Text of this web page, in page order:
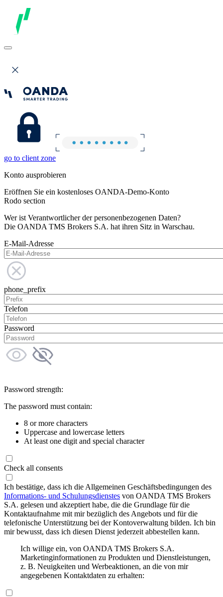
go to client zone
Konto ausprobieren
Eröffnen Sie ein kostenloses OANDA-Demo-Konto
Rodo section
Wer ist Verantwortlicher der personenbezogenen Daten?
Die OANDA TMS Brokers S.A. hat ihren Sitz in Warschau.
E-Mail-Adresse
phone_prefix
Telefon
Password
Password strength:
The password must contain:
8 or more characters
Uppercase and lowercase letters
At least one digit and special character
Check all consents
Ich bestätige, dass ich die Allgemeinen Geschäftsbedingungen des
Informations- und Schulungsdienstes von OANDA TMS Brokers
S.A. gelesen und akzeptiert habe, die die Grundlage für die
Kontaktaufnahme mit mir bezüglich des Angebots und für die
telefonische Unterstützung bei der Kontoverwaltung bilden. Ich bin
mir bewusst, dass ich diesen Dienst jederzeit abbestellen kann.
Ich willige ein, von OANDA TMS Brokers S.A.
Marketinginformationen zu Produkten und Dienstleistungen,
z. B. Neuigkeiten und Werbeaktionen, an die von mir
angegebenen Kontaktdaten zu erhalten: